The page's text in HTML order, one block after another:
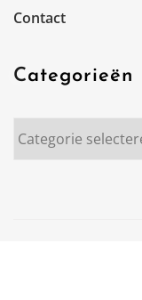
Contact
Categorieën
Categorieën